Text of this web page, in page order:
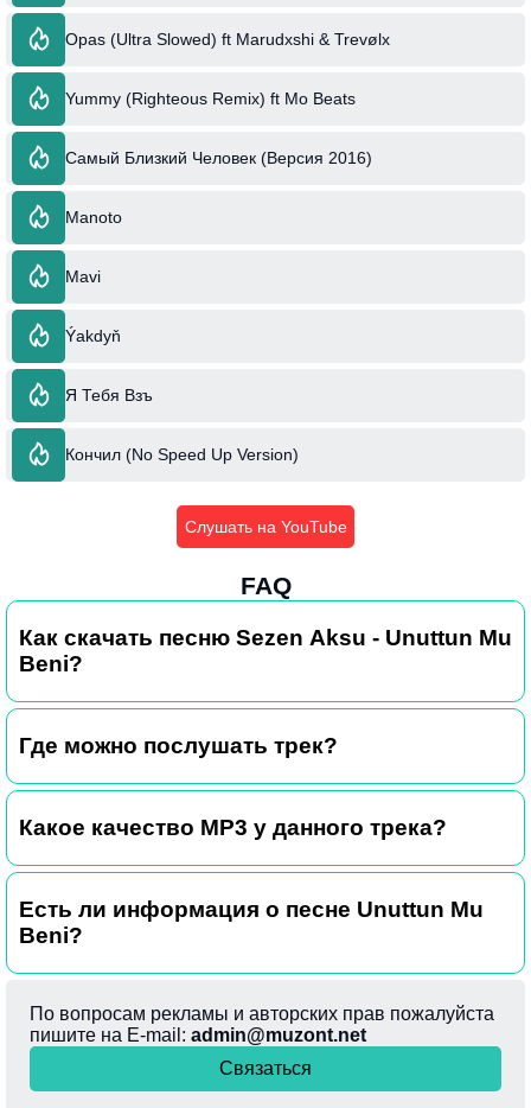
Opas (Ultra Slowed) ft Marudxshi & Trevølx
Yummy (Righteous Remix) ft Mo Beats
Самый Близкий Человек (Версия 2016)
Manoto
Mavi
Ýakdyň
Я Тебя Взъ
Кончил (No Speed Up Version)
Слушать на YouTube
FAQ
Как скачать песню Sezen Aksu - Unuttun Mu
Beni?
Где можно послушать трек?
Какое качество MP3 у данного трека?
Есть ли информация о песне Unuttun Mu
Beni?
По вопросам рекламы и авторских прав пожалуйста
пишите на E-mail: admin@muzont.net
Связаться